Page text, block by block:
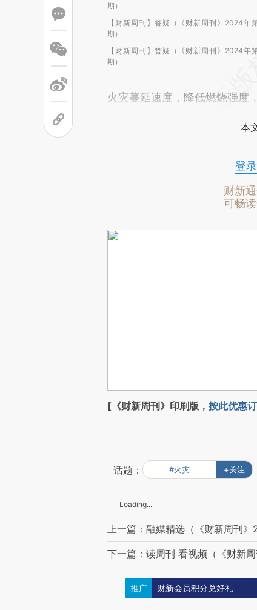
期）
【财新周刊】答疑（《财新周刊》2024年
期）
【财新周刊】答疑（《财新周刊》2024年
期）
火灾蔓延速度，降低燃烧强度
本
登录
财新
可畅
[《财新周刊》印刷版， 按此优惠
话题： #火灾 +关注
Loading...
上一篇：融媒精选（《财新周刊》
下一篇：读周刊 看视频（《财新
推广 财新会员积分兑好礼